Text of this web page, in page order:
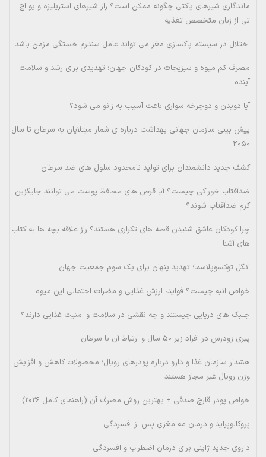
ماندگاری شیرهای پاکتی چگونه ممکن است؟ راز شیرهای استریلیزه و یو اچ
تی از زبان متخصص تغذیه
اختلال در سیستم پاکسازی مغز می تواند عامل سندرم خستگی مزمن باشد
مصرف کم میوه و سبزیجات در کودکان جهان؛ تهدیدی برای رشد و سلامت
آینده
آیا دویدن و دوچرخه سواری باعث آسیب به زانو می شود؟
پیش بینی سازمان جهانی بهداشت درباره ی شمار مبتلایان به سرطان تا سال
۲۰۵۰
کشف جدید دانشمندان برای تولید نامحدود سلول های ضد سرطان
ضدآفتاب خوراکی چیست؟ آیا قرص های محافظ پوست می توانند جایگزین
کرم ضدآفتاب شوند؟
چرا کودکان عاشق شنیدن قصه های تکراری هستند؟ راز علاقه بچه ها به کتاب
های آشنا
انگل توکسوپلاسما؛ تهدید پنهان برای یک سوم جمعیت جهان
خواص انبه چیست؟ فواید، ارزش غذایی و مضرات احتمالی این میوه
جلبک های دریایی چیستند و چه نقشی در سلامت و امنیت غذایی دارند؟
پیری زودرس در افراد زیر 50 سال و ارتباط آن با سرطان
هشدار سازمان غذا و دارو درباره پودرهای رویال؛ محصولات کاهش و افزایش
وزن رویال غیر مجاز هستند
خواص پودر قارچ صدفی + بهترین روش مصرف آن (راهنمای کامل 2026)
پروکالوپراید و درمان مه مغزی پس از افسردگی
داروی جدید ژاپنی برای درمان اضطراب و افسردگی